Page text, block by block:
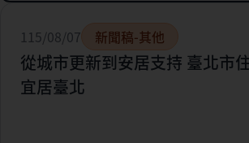
115/08/07 新聞稿-其他
從城市更新到安居支持 臺北市
宜居臺北